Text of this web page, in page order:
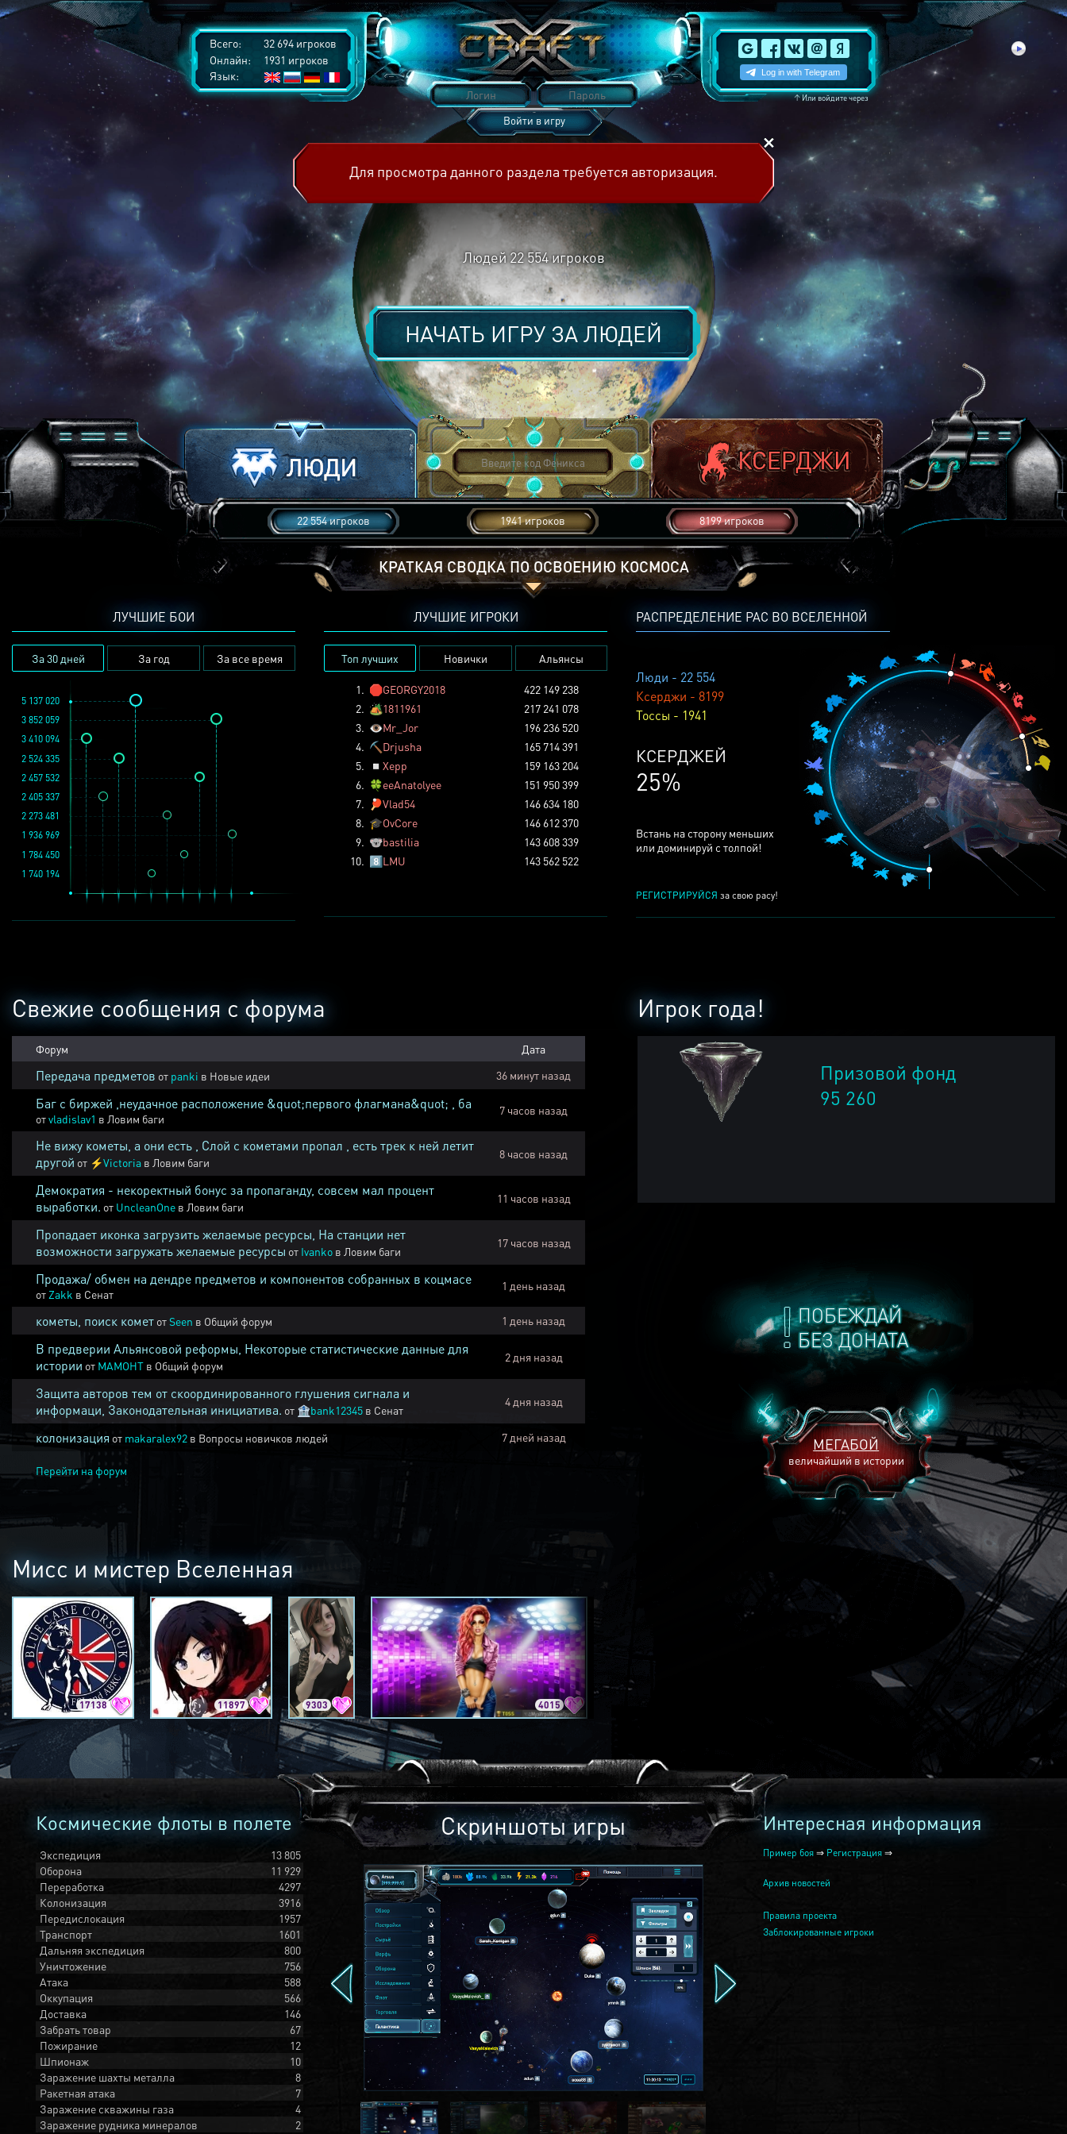
Всего:
32 694 игроков
Онлайн:
1931 игроков
Язык:
↑Или войдите через
Войти в игру
Для просмотра данного раздела требуется авторизация.
Людей 22 554игроков
НАЧАТЬ ИГРУ ЗАЛЮДЕЙ
22 554 игроков 1941 игроков 8199 игроков
КРАТКАЯ СВОДКА ПО ОСВОЕНИЮ КОСМОСА
РАСПРЕДЕЛЕНИЕ РАС ВО ВСЕЛЕННОЙ
Люди - 22 554
Ксерджи - 8199
Тоссы - 1941
КСЕРДЖЕЙ
25%
Встань на сторону меньших
или доминируй с толпой!
РЕГИСТРИРУЙСЯ за свою расу!
ЛУЧШИЕ БОИ
За 30 дней За год За все время
1 936 969
3 852 059
2 457 532
1 784 450
2 273 481
1 740 194
5 137 020
2 524 335
2 405 337
3 410 094
ЛУЧШИЕ ИГРОКИ
Топ лучших Новички Альянсы
1. 🛑GEORGY2018
422 149 238
2. 🏕️1811961
217 241 078
3. 👁️Mr_Jor
196 236 520
4. ⛏️ Drjusha
165 714 391
5.
◽ Xepp
159 163 204
6. 🍀eeAnatolyee
151 950 399
7.
🏓Vlad54
146 634 180
8. 🎓OvCore
146 612 370
9. 🐨bastilia
143 608 339
10. 8️⃣LMU 143 562 522
ПОБЕЖДАЙ
БЕЗ ДОНАТА
МЕГАБОЙ
величайший в истории
Игрок года!
Призовой фонд
95 260
Свежие сообщения с форума
Форум Дата
Передача предметов от panki в Новые идеи 36 минут назад
Баг с биржей ,неудачное расположение &quot;первого флагмана&quot; , ба
отvladislav1 в Ловим баги
7 часов назад
Не вижу кометы, а они есть , Слой с кометами пропал , есть трек к ней летит
другой от ⚡Victoria в Ловим баги
8 часов назад
Демократия - некоректный бонус за пропаганду, совсем мал процент
выработки. от UncleanOne в Ловим баги
11 часов назад
Пропадает иконка загрузить желаемые ресурсы, На станции нет
возможности загружать желаемые ресурсы от Ivanko в Ловим баги
17 часов назад
Продажа/ обмен на дендре предметов и компонентов собранных в коцмасе
от Zakk в Сенат
1 день назад
кометы, поиск комет отSeen в Общий форум 1 день назад
В предверии Альянсовой реформы, Некоторые статистические данные для
истории от MAMOHT в Общий форум
2 дня назад
Защита авторов тем от скоординированного глушения сигнала и
информаци, Законодательная инициатива. от 🏦bank12345 в Сенат
4 дня назад
колонизация от makaralex92 в Вопросы новичков людей 7 дней назад
Перейти на форум
Мисс и мистер Вселенная
17138 11897 9303 4015 2240
Космические флоты в полете
Экспедиция
13 805
Оборона
11 929
Переработка
4297
Колонизация
3916
Передислокация
1957
Транспорт
1601
Дальняя экспедиция
800
Уничтожение
756
Атака
588
Оккупация
566
Доставка
146
Забрать товар
67
Пожирание
12
Шпионаж
10
Заражение шахты металла
8
Ракетная атака
7
Заражение скважины газа
4
Заражение рудника минералов
2
Скриншоты игры Интересная информация
Пример боя ⇒ Регистрация ⇒
Архив новостей
Правила проекта
Заблокированные игроки